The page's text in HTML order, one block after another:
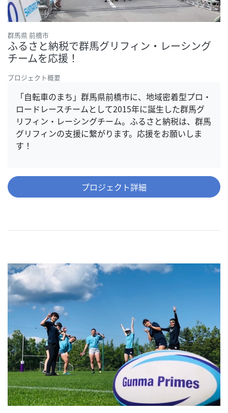
群馬県 前橋市
ふるさと納税で群馬グリフィン・レーシング
チームを応援！
プロジェクト概要
「自転車のまち」群馬県前橋市に、地域密着型プロ・
ロードレースチームとして2015年に誕生した群馬グ
リフィン・レーシングチーム。ふるさと納税は、群馬
グリフィンの支援に繋がります。応援をお願いしま
す！
プロジェクト詳細